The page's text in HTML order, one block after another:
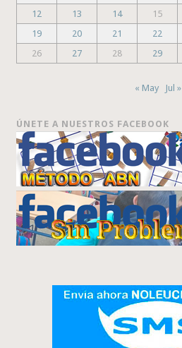
12
13 14 15
19
20 21 22
26
27 28 29
« May Jul »
ÚNETE A NUESTROS FACEBOOK